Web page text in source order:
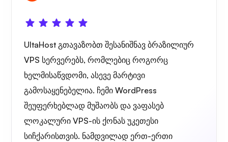
UltaHost გთავაზობთ შესანიშნავ ბრაზილიურ
VPS სერვერებს, რომლებიც როგორც
ხელმისაწვდომი, ასევე მარტივი
გამოსაყენებელია. ჩემი WordPress
შეუფერხებლად მუშაობს და ვაფასებ
ლოკალური VPS-ის ქონას უკეთესი
სიჩქარისთვის. ნამდვილად ერთ-ერთი